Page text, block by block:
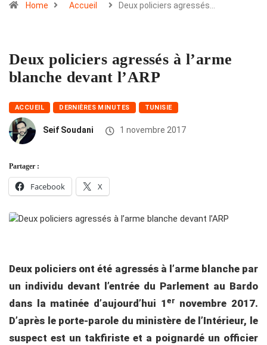
Home Accueil Deux policiers agressés…
Deux policiers agressés à l’arme
blanche devant l’ARP
ACCUEIL DERNIÈRES MINUTES TUNISIE
Seif Soudani 1 novembre 2017
Partager :
Facebook X
Deux policiers ont été agressés à l’arme blanche par
un individu devant l’entrée du Parlement au Bardo
dans la matinée d’aujourd’hui 1 er novembre 2017.
D’après le porte-parole du ministère de l’Intérieur, le
suspect est un takfiriste et a poignardé un officier